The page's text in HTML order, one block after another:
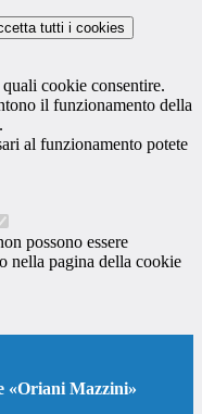
tutti i cookies
cookie consentire.
il funzionamento della
al funzionamento potete
possono essere
nella pagina della cookie
«Oriani Mazzini»